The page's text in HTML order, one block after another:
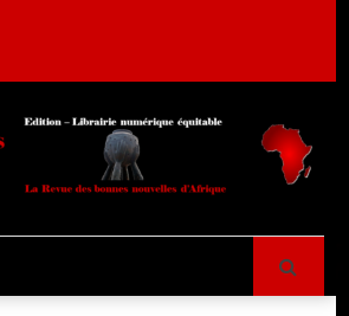
Diasporas